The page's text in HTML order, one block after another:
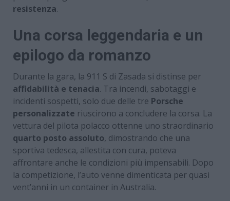
resistenza.
Una corsa leggendaria e un
epilogo da romanzo
Durante la gara, la 911 S di Zasada si distinse per
affidabilità e tenacia. Tra incendi, sabotaggi e
incidenti sospetti, solo due delle tre Porsche
personalizzate riuscirono a concludere la corsa. La
vettura del pilota polacco ottenne uno straordinario
quarto posto assoluto, dimostrando che una
sportiva tedesca, allestita con cura, poteva
affrontare anche le condizioni più impensabili. Dopo
la competizione, l’auto venne dimenticata per quasi
vent’anni in un container in Australia.